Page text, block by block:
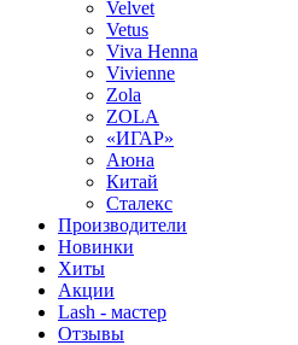
Velvet
Vetus
Viva Henna
Vivienne
Zola
ZOLA
«ИГАР»
Аюна
Китай
Сталекс
Производители
Новинки
Хиты
Акции
Lash - мастер
Отзывы